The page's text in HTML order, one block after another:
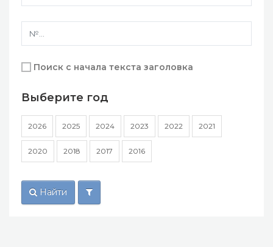
Поиск с начала текста заголовка
Выберите год
2026 2025 2024 2023 2022 2021
2020 2018 2017 2016
Найти